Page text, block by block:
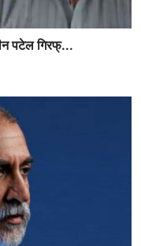
पटेल गिरफ्...